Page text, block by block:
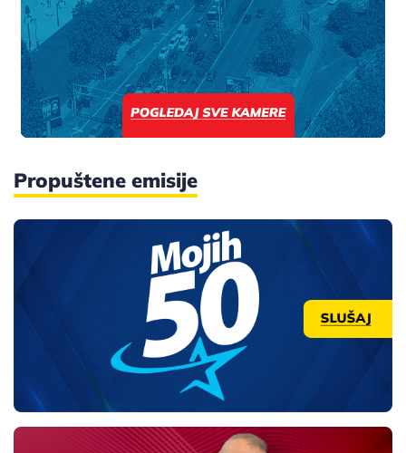
Propuštene emisije